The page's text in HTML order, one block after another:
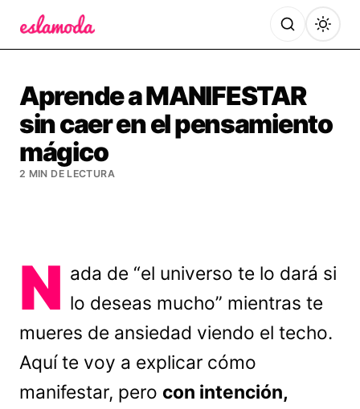
Aprende a MANIFESTAR
sin caer en el pensamiento
mágico
2 MIN DE LECTURA
N ada de “el universo te lo dará si
lo deseas mucho” mientras te
mueres de ansiedad viendo el techo.
Aquí te voy a explicar cómo
manifestar, pero con intención,